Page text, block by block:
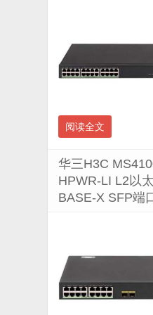
阅读全文
华三H3C
HPWR-LI L2以
BASE-X SFP端